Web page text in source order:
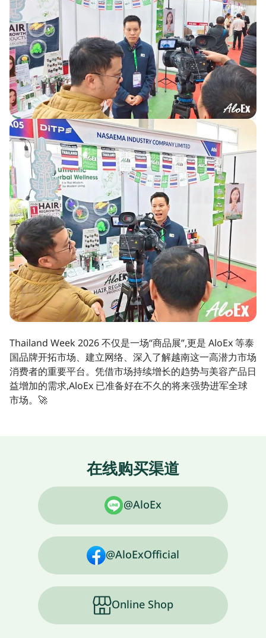
Thailand Week 2026 不仅是一场“商品展”,更是 AloEx 等泰
国品牌开拓市场、建立网络、深入了解越南这一高潜力市场
消费者的重要平台。凭借市场持续增长的趋势与美容产品日
益增加的需求,AloEx 已准备好在不久的将来强势进军全球
市场。🚀
在线购买渠道
@AloEx
@AloExOfficial
Online Shop